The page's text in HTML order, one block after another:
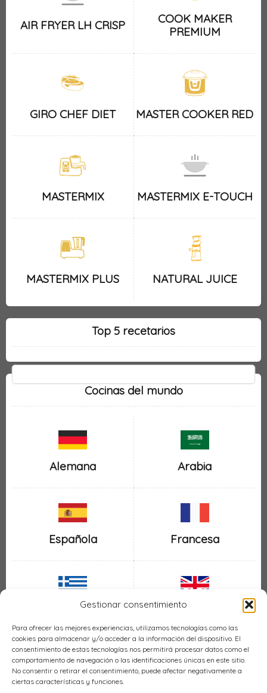
Gestionar consentimiento
Para ofrecer las mejores experiencias, utilizamos tecnologías como las
cookies para almacenar y/o acceder a la información del dispositivo. El
consentimiento de estas tecnologías nos permitirá procesar datos como el
comportamiento de navegación o las identificaciones únicas en este sitio.
No consentir o retirar el consentimiento, puede afectar negativamente a
ciertas características y funciones.
AIR FRYER LH CRISP
COOK MAKER
PREMIUM
GIRO CHEF DIET MASTER COOKER RED
MASTERMIX MASTERMIX E-TOUCH
MASTERMIX PLUS NATURAL JUICE
Top 5 recetarios
Cocinas del mundo
Alemana Arabia
Española Francesa
Griega Inglesa
Italiana